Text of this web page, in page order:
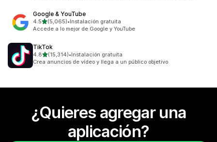
Google & YouTube
4.5de 5 estrellas
(5,065)
5065 reseñas en total
•Instalación gratuita
Accede a lo mejor de Google y YouTube
TikTok
4.8de 5 estrellas
(15,314)
15314 reseñas en total
•Instalación gratuita
Crea anuncios de vídeo y llega a un público objetivo
¿Quieres agregar una
aplicación?